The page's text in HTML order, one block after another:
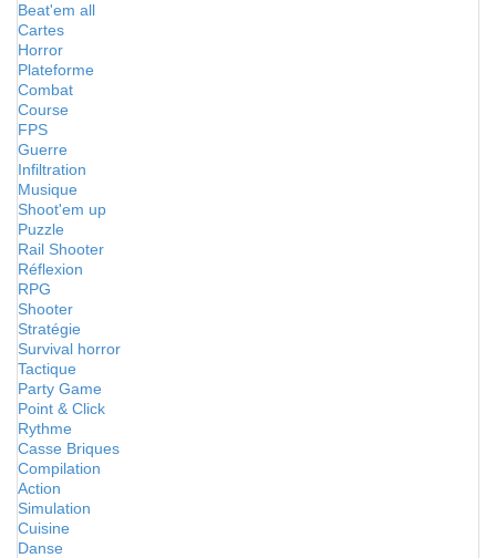
Beat'em all
Cartes
Horror
Plateforme
Combat
Course
FPS
Guerre
Infiltration
Musique
Shoot'em up
Puzzle
Rail Shooter
Réflexion
RPG
Shooter
Stratégie
Survival horror
Tactique
Party Game
Point & Click
Rythme
Casse Briques
Compilation
Action
Simulation
Cuisine
Danse